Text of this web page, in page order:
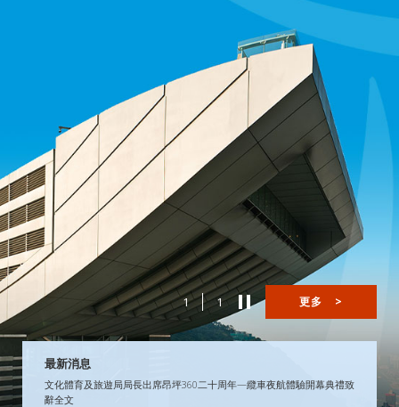
1 1 更多 >
最新消息
文化體育及旅遊局局長出席昂坪360二十周年—纜車夜航體驗開幕典禮致
辭全文